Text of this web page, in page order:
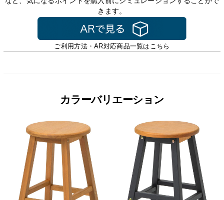
きます。
ご利用方法・AR対応商品一覧はこちら
カラーバリエーション